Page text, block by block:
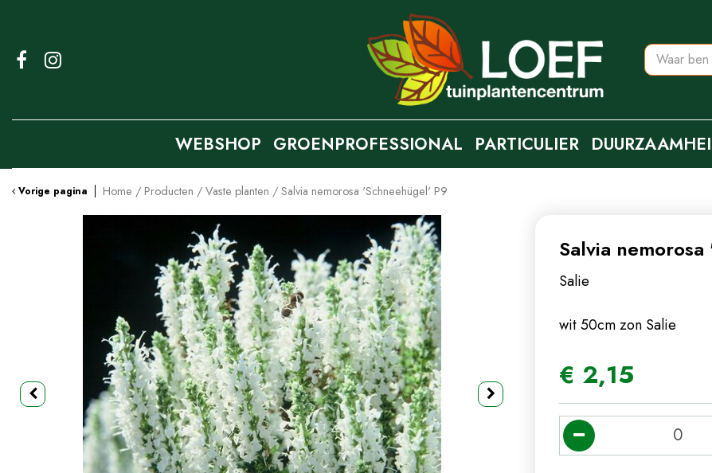
content
Vorige pagina Home Producten Vaste planten Salvia nemorosa 'Schneehügel' P9
WEBSHOP GROENPROFESSIONAL PARTICULIER
Salvia
Salie
wit 50cm zon Salie
€ 2,15